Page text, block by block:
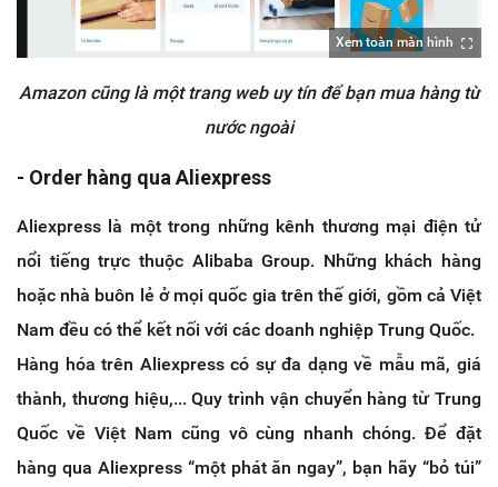
Xem toàn màn hình
Amazon cũng là một trang web uy tín để bạn mua hàng từ
nước ngoài
- Order hàng qua Aliexpress
Aliexpress là một trong những kênh thương mại điện tử
nổi tiếng trực thuộc Alibaba Group. Những khách hàng
hoặc nhà buôn lẻ ở mọi quốc gia trên thế giới, gồm cả Việt
Nam đều có thể kết nối với các doanh nghiệp Trung Quốc.
Hàng hóa trên Aliexpress có sự đa dạng về mẫu mã, giá
thành, thương hiệu,... Quy trình vận chuyển hàng từ Trung
Quốc về Việt Nam cũng vô cùng nhanh chóng. Để đặt
hàng qua Aliexpress “một phát ăn ngay”, bạn hãy “bỏ túi”